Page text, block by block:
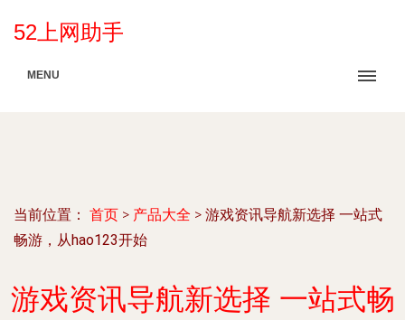
52上网助手
MENU
当前位置： 首页 > 产品大全 > 游戏资讯导航新选择 一站式
畅游，从hao123开始
游戏资讯导航新选择 一站式畅